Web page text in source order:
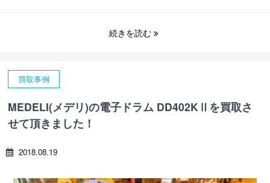
続きを読む
買取事例
MEDELI(メデリ)の電子ドラム DD402KⅡを買取さ
せて頂きました！
2018.08.19